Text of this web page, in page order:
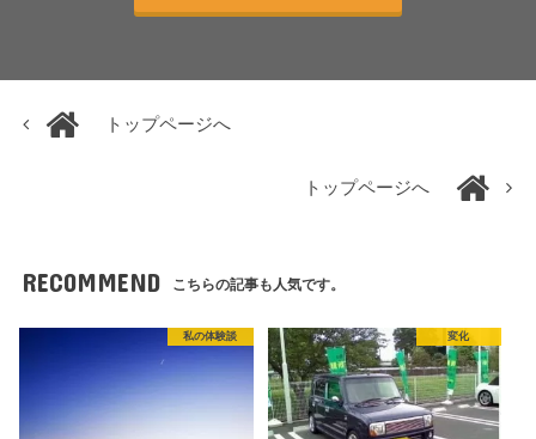
トップページへ
トップページへ
RECOMMEND こちらの記事も人気です。
私の体験談 変化